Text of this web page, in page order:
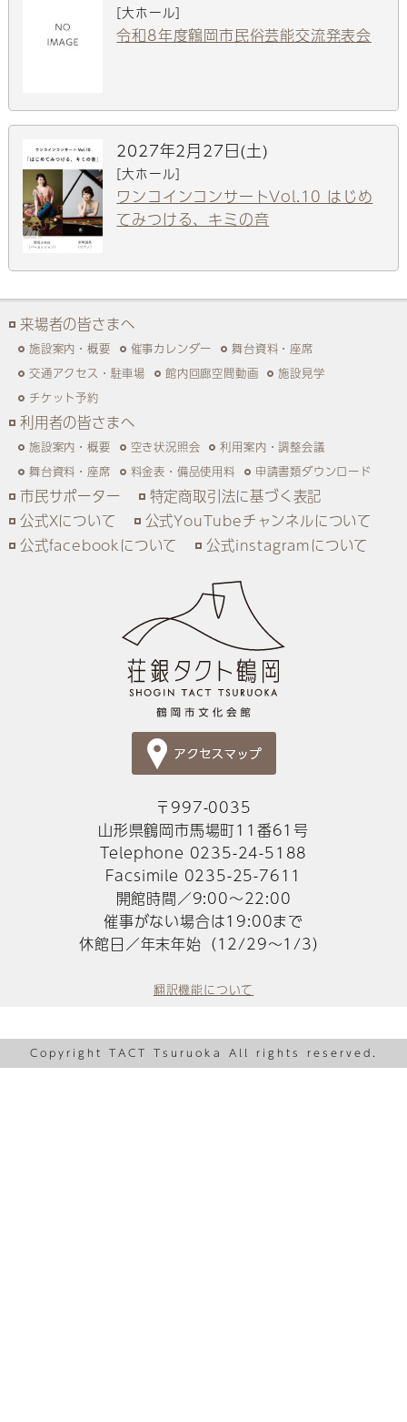
[大ホール]
令和8年度鶴岡市民俗芸能交流発表会
2027年2月27日(土)
[大ホール]
ワンコインコンサートVol.10 はじめ
てみつける、キミの音
来場者の皆さまへ
施設案内・概要 催事カレンダー
舞台資料・座席
交通アクセス・駐車場
館内回廊空間動画
施設見学
チケット予約
利用者の皆さまへ
施設案内・概要 空き状況照会
利用案内・調整会議
舞台資料・座席
料金表・備品使用料 申請書類ダウンロード
市民サポーター
特定商取引法に基づく表記
公式Xについて
公式YouTubeチャンネルについて
公式facebookについて
公式instagramについて
翻訳機能について
〒997-0035
山形県鶴岡市馬場町11番61号
Telephone 0235-24-5188
Facsimile 0235-25-7611
開館時間／9:00～22:00
催事がない場合は19:00まで
休館日／年末年始（12/29～1/3）
Copyright TACT Tsuruoka All rights reserved.